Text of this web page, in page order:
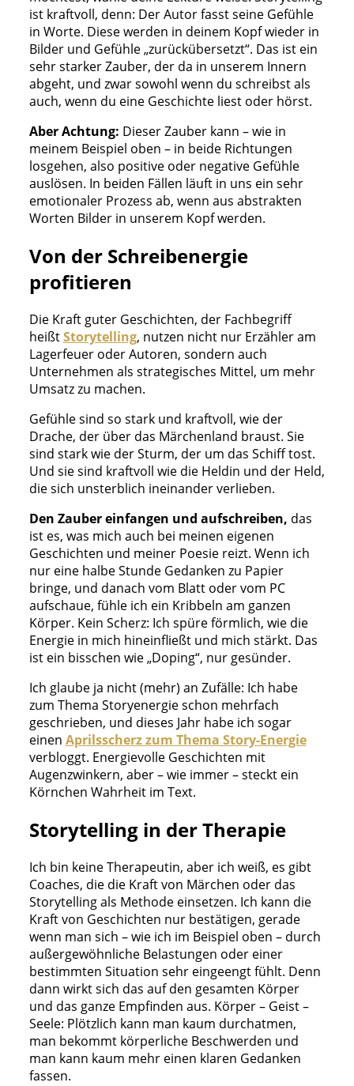
ist kraftvoll, denn: Der Autor fasst seine Gefühle
in Worte. Diese werden in deinem Kopf wieder in
Bilder und Gefühle „zurückübersetzt“. Das ist ein
sehr starker Zauber, der da in unserem Innern
abgeht, und zwar sowohl wenn du schreibst als
auch, wenn du eine Geschichte liest oder hörst.
Aber Achtung: Dieser Zauber kann – wie in
meinem Beispiel oben – in beide Richtungen
losgehen, also positive oder negative Gefühle
auslösen. In beiden Fällen läuft in uns ein sehr
emotionaler Prozess ab, wenn aus abstrakten
Worten Bilder in unserem Kopf werden.
Von der Schreibenergie
profitieren
Die Kraft guter Geschichten, der Fachbegriff
heißtStorytelling, nutzen nicht nur Erzähler am
Lagerfeuer oder Autoren, sondern auch
Unternehmen als strategisches Mittel, um mehr
Umsatz zu machen.
Gefühle sind so stark und kraftvoll, wie der
Drache, der über das Märchenland braust. Sie
sind stark wie der Sturm, der um das Schiff tost.
Und sie sind kraftvoll wie die Heldin und der Held,
die sich unsterblich ineinander verlieben.
Den Zauber einfangen und aufschreiben, das
ist es, was mich auch bei meinen eigenen
Geschichten und meiner Poesie reizt. Wenn ich
nur eine halbe Stunde Gedanken zu Papier
bringe, und danach vom Blatt oder vom PC
aufschaue, fühle ich ein Kribbeln am ganzen
Körper. Kein Scherz: Ich spüre förmlich, wie die
Energie in mich hineinfließt und mich stärkt. Das
ist ein bisschen wie „Doping“, nur gesünder.
Ich glaube ja nicht (mehr) an Zufälle: Ich habe
zum Thema Storyenergie schon mehrfach
geschrieben, und dieses Jahr habe ich sogar
einen Aprilsscherz zum Thema Story-Energie
verbloggt. Energievolle Geschichten mit
Augenzwinkern, aber – wie immer – steckt ein
Körnchen Wahrheit im Text.
Storytelling in der Therapie
Ich bin keine Therapeutin, aber ich weiß, es gibt
Coaches, die die Kraft von Märchen oder das
Storytelling als Methode einsetzen. Ich kann die
Kraft von Geschichten nur bestätigen, gerade
wenn man sich – wie ich im Beispiel oben – durch
außergewöhnliche Belastungen oder einer
bestimmten Situation sehr eingeengt fühlt. Denn
dann wirkt sich das auf den gesamten Körper
und das ganze Empfinden aus. Körper – Geist –
Seele: Plötzlich kann man kaum durchatmen,
man bekommt körperliche Beschwerden und
man kann kaum mehr einen klaren Gedanken
fassen.